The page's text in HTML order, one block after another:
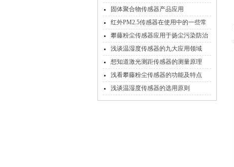
固体聚合物传感器产品应用
红外PM2.5传感器在使用中的一些常
见注意事项
攀藤粉尘传感器应用于扬尘污染防治
浅谈温湿度传感器的九大应用领域
想知道激光测距传感器的测量原理
不，我只说一次！
浅看攀藤粉尘传感器的功能及特点
浅谈温湿度传感器的选用原则